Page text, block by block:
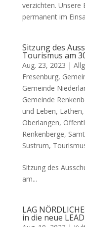
verzichten. Unsere
permanent im
Sitzung des
Tourismus am
Aug. 23, 2023 |
Fresenburg,
Gemeinde
Gemeinde
und Leben, Lathen,
Oberlangen,
Renkenberge,
Sustrum,
Sitzung des
am...
LAG
in die neue